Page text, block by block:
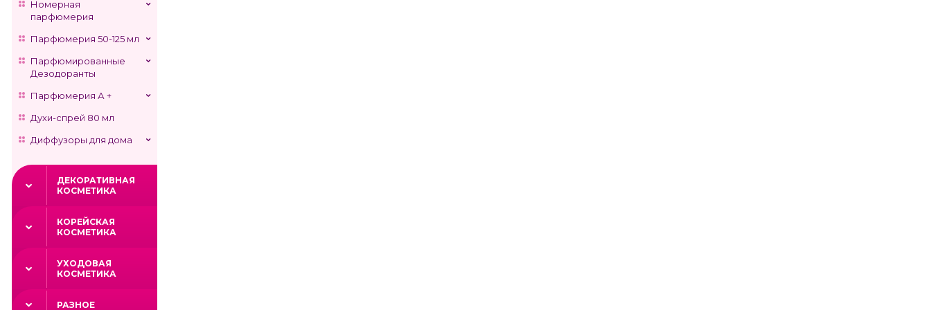
Номерная
парфюмерия
Парфюмерия 50-125 мл
Парфюмированные
Дезодоранты
Парфюмерия А +
Духи-спрей 80 мл
Диффузоры для дома
ДЕКОРАТИВНАЯ
КОСМЕТИКА
КОРЕЙСКАЯ
КОСМЕТИКА
УХОДОВАЯ
КОСМЕТИКА
РАЗНОЕ